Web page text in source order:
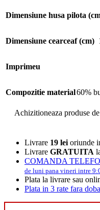
Dimensiune husa pilota
Dimensiune cearceaf (cm)
Imprimeu
Compozitie material60%
Achizitioneaza produse
Livrare 19 lei oriunde
Livrare GRATUITA
COMANDA
de luni pana vineri intre
Plata la livrare sau
Plata in 3 rate fara